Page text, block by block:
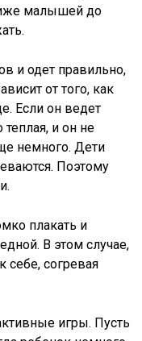
малышей до
и одет правильно,
от того, как
Если он ведет
теплая, и он не
немного. Дети
Поэтому
плакать и
В этом случае,
себе, согревая
игры. Пусть